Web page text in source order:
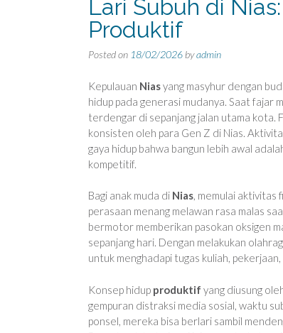
Lari Subuh di
Produktif
Posted on 18/02/2026 byadmin
Kepulauan Niasyang masyhur dengan
hidup pada generasi mudanya. Saat fajar
terdengar di sepanjang jalan utama kota.
konsisten oleh para Gen Z di Nias.
gaya hidup bahwa bangun lebih awal
kompetitif.
Bagi anak muda di Nias, memulai aktivitas
perasaan menang melawan rasa malas
bermotor memberikan pasokan oksigen
sepanjang hari. Dengan melakukan
untuk menghadapi tugas kuliah,
Konsep hidup produktif yang diusung
gempuran distraksi media sosial, waktu
ponsel, mereka bisa berlari sambil